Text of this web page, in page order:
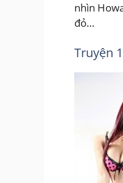
nhìn
đỏ…
Truyện